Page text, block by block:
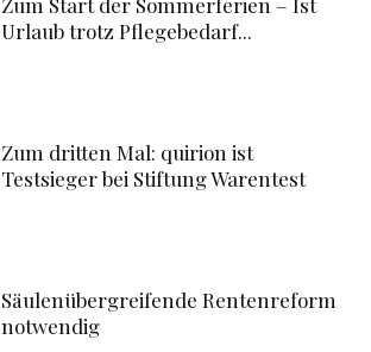
Urlaub trotz Pflegebedarf...
Zum dritten Mal: quirion ist
Testsieger bei Stiftung Warentest
Säulenübergreifende Rentenreform
notwendig